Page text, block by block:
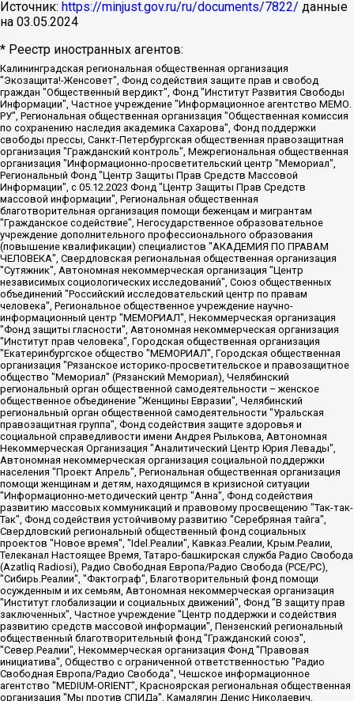
Источник: https://minjust.gov.ru/ru/documents/7822/ данные
на 03.05.2024
* Реестр иностранных агентов:
Калининградская региональная общественная организация "Экозащита!-Женсовет", Фонд содействия защите прав и свобод граждан "Общественный вердикт", Фонд "Институт Развития Свободы Информации", Частное учреждение "Информационное агентство МЕМО. РУ", Региональная общественная организация "Общественная комиссия по сохранению наследия академика Сахарова", Фонд поддержки свободы прессы, Санкт-Петербургская общественная правозащитная организация "Гражданский контроль", Межрегиональная общественная организация "Информационно-просветительский центр "Мемориал", Региональный Фонд "Центр Защиты Прав Средств Массовой Информации", с 05.12.2023 Фонд "Центр Защиты Прав Средств массовой информации", Региональная общественная благотворительная организация помощи беженцам и мигрантам "Гражданское содействие", Негосударственное образовательное учреждение дополнительного профессионального образования (повышение квалификации) специалистов "АКАДЕМИЯ ПО ПРАВАМ ЧЕЛОВЕКА", Свердловская региональная общественная организация "Сутяжник", Автономная некоммерческая организация "Центр независимых социологических исследований", Союз общественных объединений "Российский исследовательский центр по правам человека", Региональное общественное учреждение научно-информационный центр "МЕМОРИАЛ", Некоммерческая организация "Фонд защиты гласности", Автономная некоммерческая организация "Институт прав человека", Городская общественная организация "Екатеринбургское общество "МЕМОРИАЛ", Городская общественная организация "Рязанское историко-просветительское и правозащитное общество "Мемориал" (Рязанский Мемориал), Челябинский региональный орган общественной самодеятельности – женское общественное объединение "Женщины Евразии", Челябинский региональный орган общественной самодеятельности "Уральская правозащитная группа", Фонд содействия защите здоровья и социальной справедливости имени Андрея Рылькова, Автономная Некоммерческая Организация "Аналитический Центр Юрия Левады", Автономная некоммерческая организация социальной поддержки населения "Проект Апрель", Региональная общественная организация помощи женщинам и детям, находящимся в кризисной ситуации "Информационно-методический центр "Анна", Фонд содействия развитию массовых коммуникаций и правовому просвещению "Так-так-Так", Фонд содействия устойчивому развитию "Серебряная тайга", Свердловский региональный общественный фонд социальных проектов "Новое время", "Idel.Реалии", Кавказ.Реалии, Крым.Реалии, Телеканал Настоящее Время, Татаро-башкирская служба Радио Свобода (Azatliq Radiosi), Радио Свободная Европа/Радио Свобода (PCE/PC), "Сибирь.Реалии", "Фактограф", Благотворительный фонд помощи осужденным и их семьям, Автономная некоммерческая организация "Институт глобализации и социальных движений", Фонд "В защиту прав заключенных", Частное учреждение "Центр поддержки и содействия развитию средств массовой информации", Пензенский региональный общественный благотворительный фонд "Гражданский союз", "Север.Реалии", Некоммерческая организация Фонд "Правовая инициатива", Общество с ограниченной ответственностью "Радио Свободная Европа/Радио Свобода", Чешское информационное агентство "MEDIUM-ORIENT", Красноярская региональная общественная организация "Мы против СПИДа", Камалягин Денис Николаевич, Маркелов Сергей Евгеньевич, Пономарев Лев Александрович, Савицкая Людмила Алексеевна, Автономная некоммерческая организация "Центр по работе с проблемой насилия "НАСИЛИЮ.НЕТ", Межрегиональный профессиональный союз работников здравоохранения "Альянс врачей", Юридическое лицо, зарегистрированное в Латвийской Республике, SIA "Medusa Project" (регистрационный номер 40103797863, дата регистрации 10.06.2014), Некоммерческая организация "Фонд по борьбе с коррупцией", Автономная некоммерческая организация "Институт права и публичной политики", Баданин Роман Сергеевич, Гликин Максим Александрович, Железнова Мария Михайловна, Лукьянова Юлия Сергеевна, Маетная Елизавета Витальевна, Маняхин Петр Борисович, Чуракова Ольга Владимировна, Ярош Юлия Петровна, Юридическое лицо "The Insider SIA", зарегистрированное в Риге, Латвийская Республика (дата регистрации 26.06.2015), являющееся администратором доменного имени интернет-издания "The Insider SIA", https://theins.ru, Постернак Алексей Евгеньевич, Рубин Михаил Аркадьевич, Анин Роман Александрович, Юридическое лицо Istories fonds, зарегистрированное в Латвийской Республике (регистрационный номер 50008295751, дата регистрации 24.02.2020), Великовский Дмитрий Александрович, Долинина Ирина Николаевна, Мароховская Алеся Алексеевна, Шлейнов Роман Юрьевич, Шмагун Олеся Валентиновна, Общество с ограниченной ответственностью "Альтаир 2021", Общество с ограниченной ответственностью "Вега 2021", Общество с ограниченной ответственностью "Главный редактор 2021", Общество с ограниченной ответственностью "Ромашки монолит", Важенков Артем Валерьевич, Ивановская областная общественная организация "Центр гендерных исследований", Гурман Юрий Альбертович, Медиапроект "ОВД-Инфо", Егоров Владимир Владимирович, Жилинский Владимир Александрович, Общество с ограниченной ответственностью "ЗП", Иванова София Юрьевна, Карезина Инна Павловна, Кильтау Екатерина Викторовна, Петров Алексей Викторович, Пискунов Сергей Евгеньевич, Смирнов Сергей Сергеевич, Тихонов Михаил Сергеевич, Общество с ограниченной ответственностью "ЖУРНАЛИСТ-ИНОСТРАННЫЙ АГЕНТ", Арапова Галина Юрьевна, Вольтская Татьяна Анатольевна, Американская компания "Mason G.E.S. Anonymous Foundation" (США), являющаяся владельцем интернет-издания https://mnews.world/, Компания "Stichting Bellingcat", зарегистрированная в Нидерландах (дата регистрации 11.07.2018), Захаров Андрей Вячеславович, Клепиковская Екатерина Дмитриевна, Общество с ограниченной ответственностью "МЕМО", Перл Роман Александрович, Симонов Евгений Алексеевич, Соловьева Елена Анатольевна, Сотников Даниил Владимирович, Сурначева Елизавета Дмитриевна, Автономная некоммерческая организация по защите прав человека и информированию населения "Якутия – Наше Мнение", Общество с ограниченной ответственностью "Москоу диджитал медиа", с 26.01.2023 Общество с ограниченной ответственностью "Чайка Белые сады", Ветошкина Валерия Валерьевна, Заговора Максим Александрович, Межрегиональное общественное движение "Российская ЛГБТ - сеть", Оленичев Максим Владимирович, Павлов Иван Юрьевич, Скворцова Елена Сергеевна, Общество с ограниченной ответственностью "Как бы инагент", Кочетков Игорь Викторович, Общество с ограниченной ответственностью "Честные выборы", Еланчик Олег Александрович, Общество с ограниченной ответственностью "Нобелевский призыв", Гималова Регина Эмилевна, Григорьев Андрей Валерьевич, Григорьева Алина Александровна, Ассоциация по содействию защите прав призывников, альтернативнослужащих и военнослужащих "Правозащитная группа "Гражданин.Армия.Право", Хисамова Регина Фаритовна, Автономная некоммерческая организация по реализации социально-правовых программ "Лилит", Дальневосточное общественное движение "Маяк", Санкт-Петербургская ЛГБТ-инициативная группа "Выход", Инициативная группа ЛГБТ+ "Реверс", Алексеев Андрей Викторович, Бекбулатова Таисия Львовна, Беляев Иван Михайлович, Владыкина Елена Сергеевна, Гельман Марат Александрович, Никульшина Вероника Юрьевна, Толоконникова Надежда Андреевна, Шендерович Виктор Анатольевич, Общество с ограниченной ответственностью "Данное сообщение", Общество с ограниченной ответственностью Издательский дом "Новая глава", Айнбиндер Александра Александровна, Московский комьюнити-центр для ЛГБТ+инициатив, Благотворительный фонд развития филантропии, Deutsche Welle (Германия, Kurt-Schumacher-Strasse 3, 53113 Bonn), Борзунова Мария Михайловна, Воробьев Виктор Викторович, Голубева Анна Львовна, Константинова Алла Михайловна, Малкова Ирина Владимировна, Мурадов Мурад Абдулгалимович, Осетинская Елизавета Николаевна, Понасенков Евгений Николаевич, Ганапольский Матвей Юрьевич, Киселев Евгений Алексеевич, Борухович Ирина Григорьевна, Дремин Иван Тимофеевич, Дубровский Дмитрий Викторович, Красноярская региональная общественная организация поддержки и развития альтернативных образовательных технологий и межкультурных коммуникаций "ИНТЕРРА", Маяковская Екатерина Алексеевна, Фейгин Марк Захарович, Филимонов Андрей Викторович, Дзугкоева Регина Николаевна, Доброхотов Роман Александрович, Дудь Юрий Александрович, Елкин Сергей Владимирович, Кругликов Кирилл Игоревич, Сабунаева Мария Леонидовна, Семенов Алексей Владимирович, Шаинян Карен Багратович, Шульман Екатерина Михайловна, Асафьев Артур Валерьевич, Вахштайн Виктор Семенович, Венедиктов Алексей Алексеевич, Лушникова Екатерина Евгеньевна, Волков Леонид Михайлович, Невзоров Александр Глебович, Пархоменко Сергей Борисович, Сироткин Ярослав Николаевич, Кара-Мурза Владимир Владимирович, Баранова Наталья Владимировна, Гозман Леонид Яковлевич, Кагарлицкий Борис Юльевич, Климарев Михаил Валерьевич, Милов Владимир Станиславович, Автономная некоммерческая организация Краснодарский центр современного искусства "Типография", Моргенштерн Алишер Тагирович, Соболь Любовь Эдуардовна, Общество с ограниченной ответственностью "ЛИЗА НОРМ", Каспаров Гарри Кимович, Ходорковский Михаил Борисович, Общество с ограниченной ответственностью "Апрельские тезисы", Данилович Ирина Брониславовна, Кашин Олег Владимирович, Петров Николай Владимирович, Пивоваров Алексей Владимирович, Соколов Михаил Владимирович, Цветкова Юлия Владимировна, Чичваркин Евгений Александрович, Комитет против пыток/Команда против пыток, Общество с ограниченной ответственностью "Первый научный", Общество с ограниченной ответственностью "Вертолет и ко", Белоцерковская Вероника Борисовна, Кац Максим Евгеньевич, Лазарева Татьяна Юрьевна, Шаведдинов Руслан Табризович, Яшин Илья Валерьевич, Общество с ограниченной ответственностью "Иноагент ААВ", Алешковский Дмитрий Петрович, Альбац Евгения Марковна, Быков Дмитрий Львович, Галямина Юлия Евгеньевна, Лойко Сергей Леонидович, Мартынов Кирилл Константинович, Медведев Сергей Александрович, Крашенинников Федор Геннадиевич, Гордеева Катерина Вл